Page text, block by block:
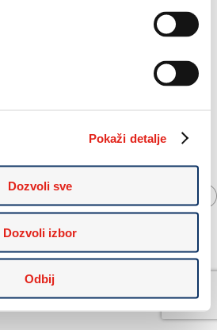
Pokaži detalje
Dozvoli sve
Dozvoli izbor
Odbij